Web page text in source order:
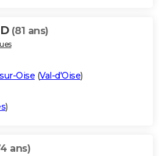
(81 ans)
Oise (Val-d'Oise)
)
ans)